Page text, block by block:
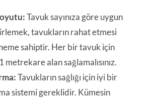
Tavuk sayınıza göre uygun
tavukların rahat etmesi
sahiptir. Her bir tavuk için
metrekare alan sağlamalısınız.
Tavukların sağlığı için iyi bir
sistemi gereklidir. Kümesin